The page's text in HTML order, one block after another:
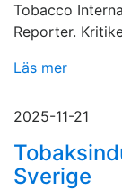
Tobacco
Reporter.
Läs mer
2025-11-21
Sverige